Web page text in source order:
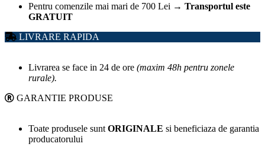
Pentru comenzile mai mari de 700 Lei → Transportul este
GRATUIT
LIVRARE RAPIDA
Livrarea se face in 24 de ore (maxim 48h pentru zonele
rurale).
GARANTIE PRODUSE
Toate produsele sunt ORIGINALE si beneficiaza de garantia
producatorului